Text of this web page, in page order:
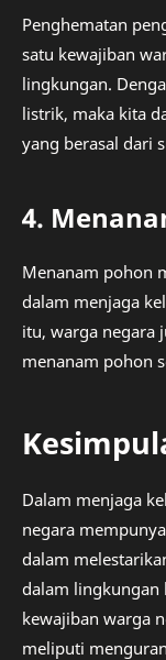
Penghematan
satu kewajiban
lingkungan.
listrik, maka kita
yang berasal dari
4.
Menanam pohon
dalam menjaga
itu, warga negara
menanam pohon
Dalam menjaga
negara
dalam
dalam lingkungan
kewajiban warga
meliputi